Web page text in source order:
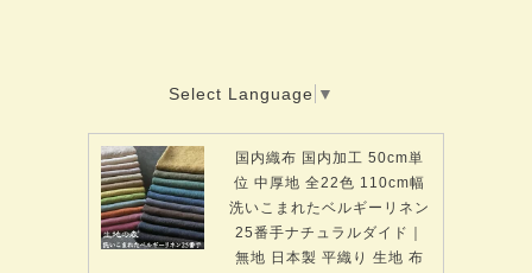
Select Language ▼
国内織布 国内加工 50cm単
位 中厚地 全22色 110cm幅
洗いこまれたベルギーリネン
25番手ナチュラルダイド｜
無地 日本製 平織り 生地 布